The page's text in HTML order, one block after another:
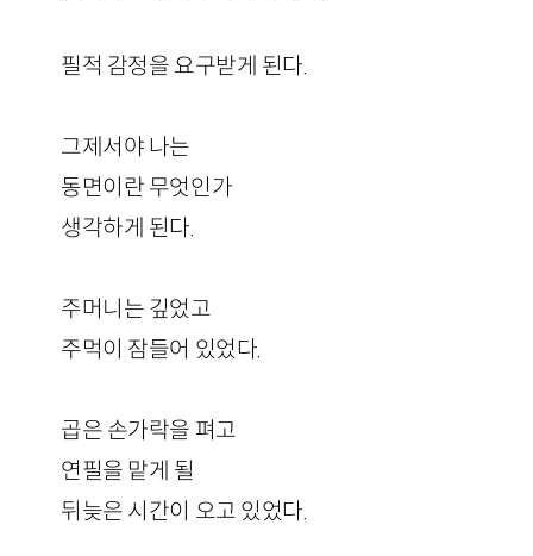
필적 감정을 요구받게 된다.
그제서야 나는
동면이란 무엇인가
생각하게 된다.
주머니는 깊었고
주먹이 잠들어 있었다.
곱은 손가락을 펴고
연필을 맡게 될
뒤늦은 시간이 오고 있었다.